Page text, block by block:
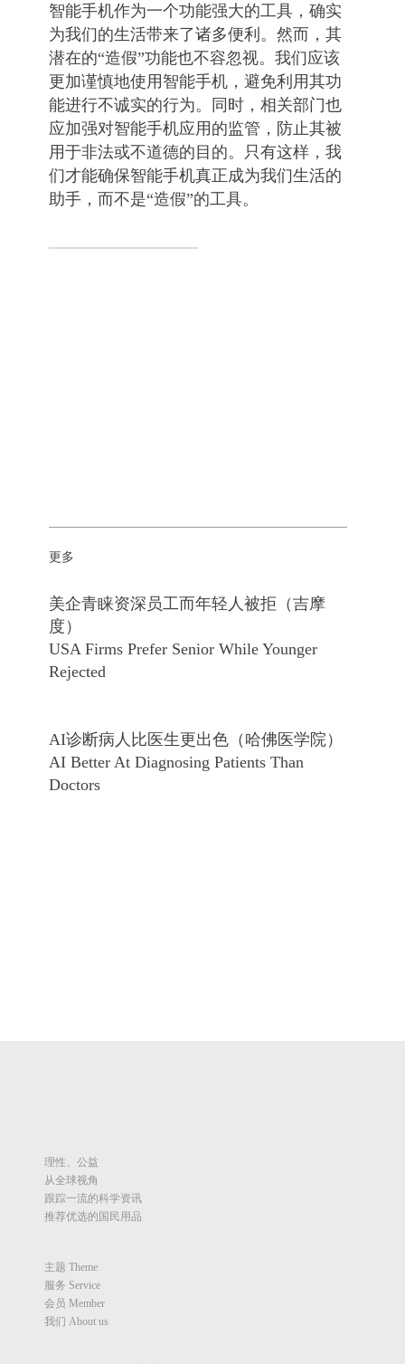
智能手机作为一个功能强大的工具，确实
为我们的生活带来了诸多便利。然而，其
潜在的“造假”功能也不容忽视。我们应该
更加谨慎地使用智能手机，避免利用其功
能进行不诚实的行为。同时，相关部门也
应加强对智能手机应用的监管，防止其被
用于非法或不道德的目的。只有这样，我
们才能确保智能手机真正成为我们生活的
助手，而不是“造假”的工具。
更多
美企青睐资深员工而年轻人被拒（吉摩
度）
USA Firms Prefer Senior While Younger
Rejected
AI诊断病人比医生更出色（哈佛医学院）
AI Better At Diagnosing Patients Than
Doctors
理性、公益
从全球视角
跟踪一流的科学资讯
推荐优选的国民用品
主题 Theme
服务 Service
会员 Member
我们 About us